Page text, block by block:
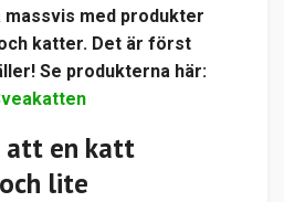
massvis med produkter
katter. Det är först
Se produkterna här:
att en katt
lite